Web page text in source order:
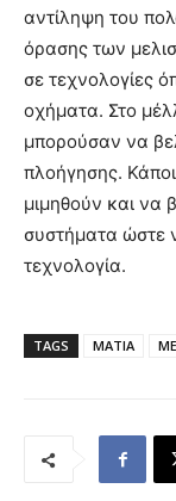
αντίληψη του
όρασης των
σε τεχνολογίες
οχήματα. Στο
μπορούσαν να
πλοήγησης.
μιμηθούν και να
συστήματα ώστε
τεχνολογία.
TAGS ΜΑΤΙΑ